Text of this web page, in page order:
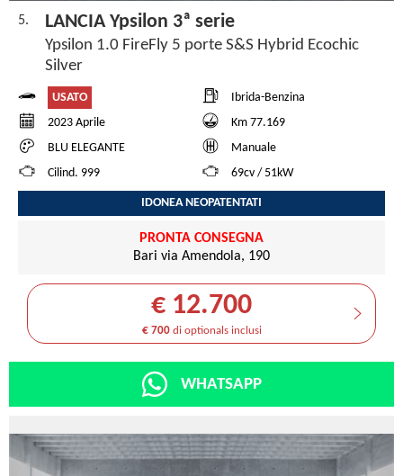
5. LANCIA Ypsilon 3ª serie
Ypsilon 1.0 FireFly 5 porte S&S Hybrid Ecochic
Silver
USATO
Ibrida-Benzina
2023 Aprile
Km 77.169
BLU ELEGANTE
Manuale
Cilind. 999
69cv / 51kW
IDONEA NEOPATENTATI
PRONTA CONSEGNA
Bari via Amendola, 190
€ 12.700
€ 700di optionals inclusi
WHATSAPP